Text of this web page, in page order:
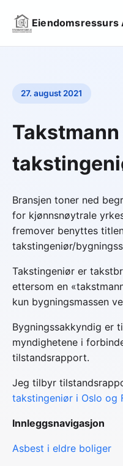
Eiendomsressurs
27. august 2021
Bransjen toner ned
for kjønnsnøytrale
fremover benyttes
takstingeniør/
Takstingeniør er
ettersom en
kun bygningsmassen
Bygningssakkyndig er
myndighetene i
tilstandsrapport.
Jeg tilbyr
takstingeniør i Oslo og
Innleggsnavigasjon
Asbest i eldre boliger